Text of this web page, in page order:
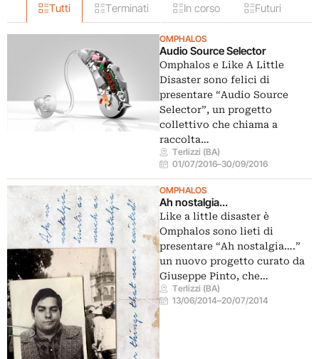
Tutti Terminati In corso Futuri
OMPHALOS
Audio Source Selector
Omphalos e Like A Little
Disaster sono felici di
presentare “Audio Source
Selector”, un progetto
collettivo che chiama a
raccolta…
Terlizzi (BA)
01/07/2016–30/09/2016
OMPHALOS
Ah nostalgia...
Like a little disaster è
Omphalos sono lieti di
presentare “Ah nostalgia….”
un nuovo progetto curato da
Giuseppe Pinto, che…
Terlizzi (BA)
13/06/2014–20/07/2014